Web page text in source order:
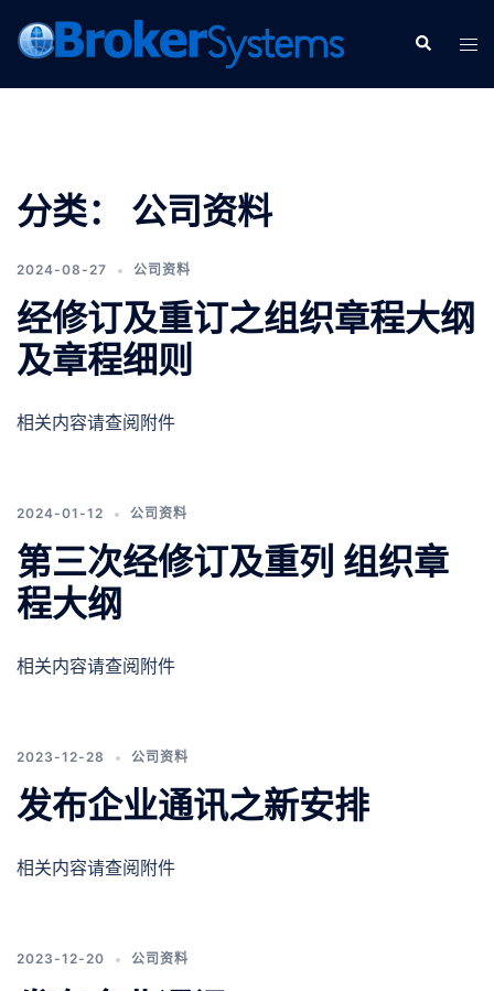
分类： 公司资料
2024-08-27 公司资料
经修订及重订之组织章程大纲
及章程细则
相关内容请查阅附件
2024-01-12 公司资料
第三次经修订及重列 组织章
程大纲
相关内容请查阅附件
2023-12-28 公司资料
发布企业通讯之新安排
相关内容请查阅附件
2023-12-20 公司资料